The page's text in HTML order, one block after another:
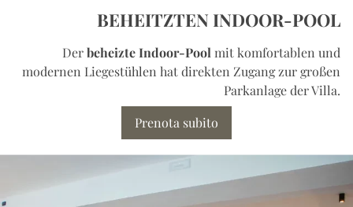
BEHEITZTEN INDOOR-POOL
Derbeheizte Indoor-Pool mit komfortablen und
modernen Liegestühlen hat direkten Zugang zur großen
Parkanlage der Villa.
Prenota subito